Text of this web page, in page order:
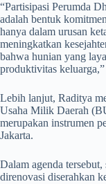
“Partisipasi Perumda
adalah bentuk
hanya dalam urusan
meningkatkan
bahwa hunian yang
produktivitas
Lebih lanjut, Raditya
Usaha Milik Daerah
merupakan instrumen
Jakarta.
Dalam agenda
direnovasi diserahkan